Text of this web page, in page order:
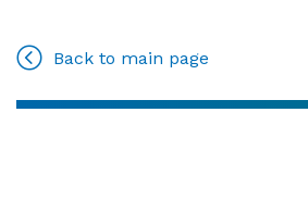
Back to main page